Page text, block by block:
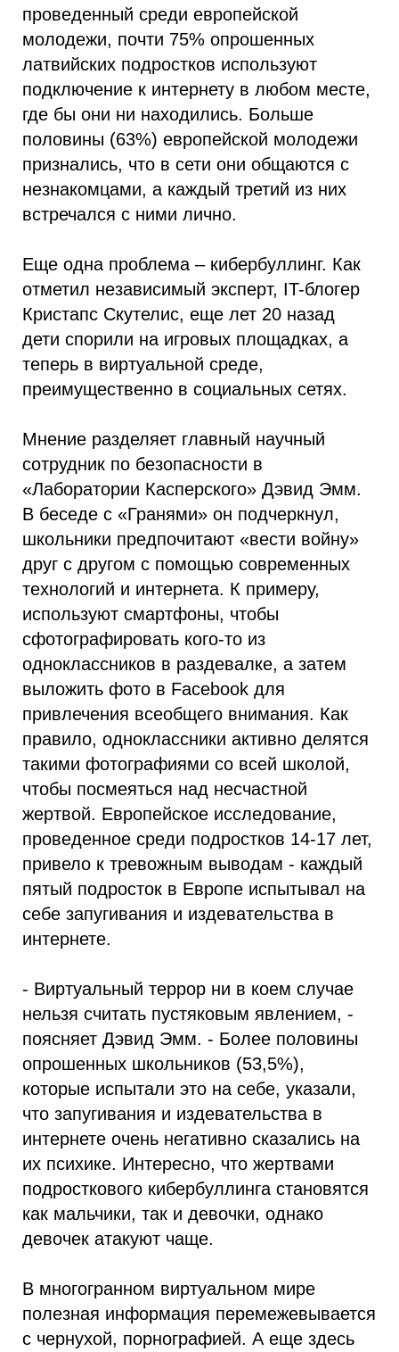
проведенный среди европейской
молодежи, почти 75% опрошенных
латвийских подростков используют
подключение к интернету в любом месте,
где бы они ни находились. Больше
половины (63%) европейской молодежи
признались, что в сети они общаются с
незнакомцами, а каждый третий из них
встречался с ними лично.
Еще одна проблема – кибербуллинг. Как
отметил независимый эксперт, IT-блогер
Кристапс Скутелис, еще лет 20 назад
дети спорили на игровых площадках, а
теперь в виртуальной среде,
преимущественно в социальных сетях.
Мнение разделяет главный научный
сотрудник по безопасности в
«Лаборатории Касперского» Дэвид Эмм.
В беседе с «Гранями» он подчеркнул,
школьники предпочитают «вести войну»
друг с другом с помощью современных
технологий и интернета. К примеру,
используют смартфоны, чтобы
сфотографировать кого-то из
одноклассников в раздевалке, а затем
выложить фото в Facebook для
привлечения всеобщего внимания. Как
правило, одноклассники активно делятся
такими фотографиями со всей школой,
чтобы посмеяться над несчастной
жертвой. Европейское исследование,
проведенное среди подростков 14-17 лет,
привело к тревожным выводам - каждый
пятый подросток в Европе испытывал на
себе запугивания и издевательства в
интернете.
- Виртуальный террор ни в коем случае
нельзя считать пустяковым явлением, -
поясняет Дэвид Эмм. - Более половины
опрошенных школьников (53,5%),
которые испытали это на себе, указали,
что запугивания и издевательства в
интернете очень негативно сказались на
их психике. Интересно, что жертвами
подросткового кибербуллинга становятся
как мальчики, так и девочки, однако
девочек атакуют чаще.
В многогранном виртуальном мире
полезная информация перемежевывается
с чернухой, порнографией. А еще здесь